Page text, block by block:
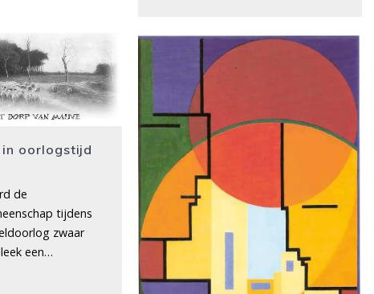
in oorlogstijd
de
tijdens
zwaar
een…